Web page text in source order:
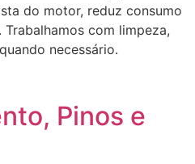
do motor, reduz consumo
com limpeza,
necessário.
Pinos e